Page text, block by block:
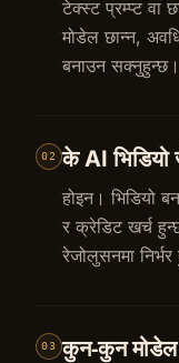
टेक्स्ट प्रम्प्ट वा
मोडेल छान्न,
बनाउन सक्नुहुन्छ।
02 के AI
होइन। भिडियो
र क्रेडिट खर्च
रेजोलुसनमा निर्भर
03 कुन‑कुन